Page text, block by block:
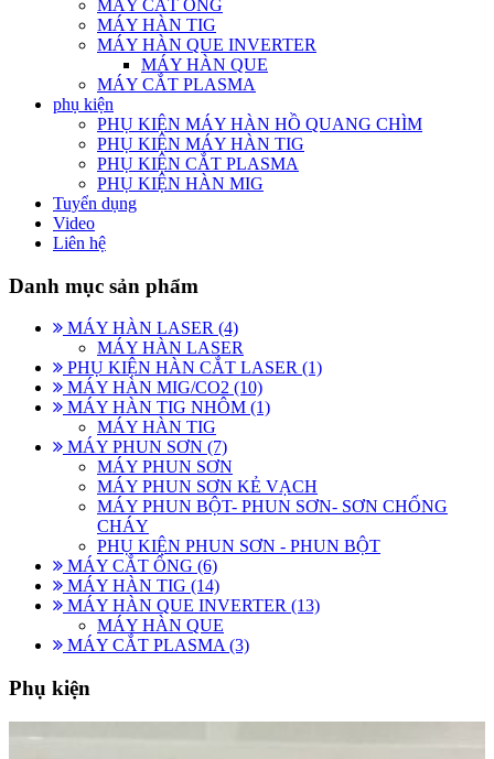
MÁY CẮT ỐNG
MÁY HÀN TIG
MÁY HÀN QUE INVERTER
MÁY HÀN QUE
MÁY CẮT PLASMA
phụ kiện
PHỤ KIỆN MÁY HÀN HỒ QUANG CHÌM
PHỤ KIỆN MÁY HÀN TIG
PHỤ KIỆN CẮT PLASMA
PHỤ KIỆN HÀN MIG
Tuyển dụng
Video
Liên hệ
Danh mục sản phẩm
MÁY HÀN LASER (4)
MÁY HÀN LASER
PHỤ KIỆN HÀN CẮT LASER (1)
MÁY HÀN MIG/CO2 (10)
MÁY HÀN TIG NHÔM (1)
MÁY HÀN TIG
MÁY PHUN SƠN (7)
MÁY PHUN SƠN
MÁY PHUN SƠN KẺ VẠCH
MÁY PHUN BỘT- PHUN SƠN- SƠN CHỐNG
CHÁY
PHỤ KIỆN PHUN SƠN - PHUN BỘT
MÁY CẮT ỐNG (6)
MÁY HÀN TIG (14)
MÁY HÀN QUE INVERTER (13)
MÁY HÀN QUE
MÁY CẮT PLASMA (3)
Phụ kiện